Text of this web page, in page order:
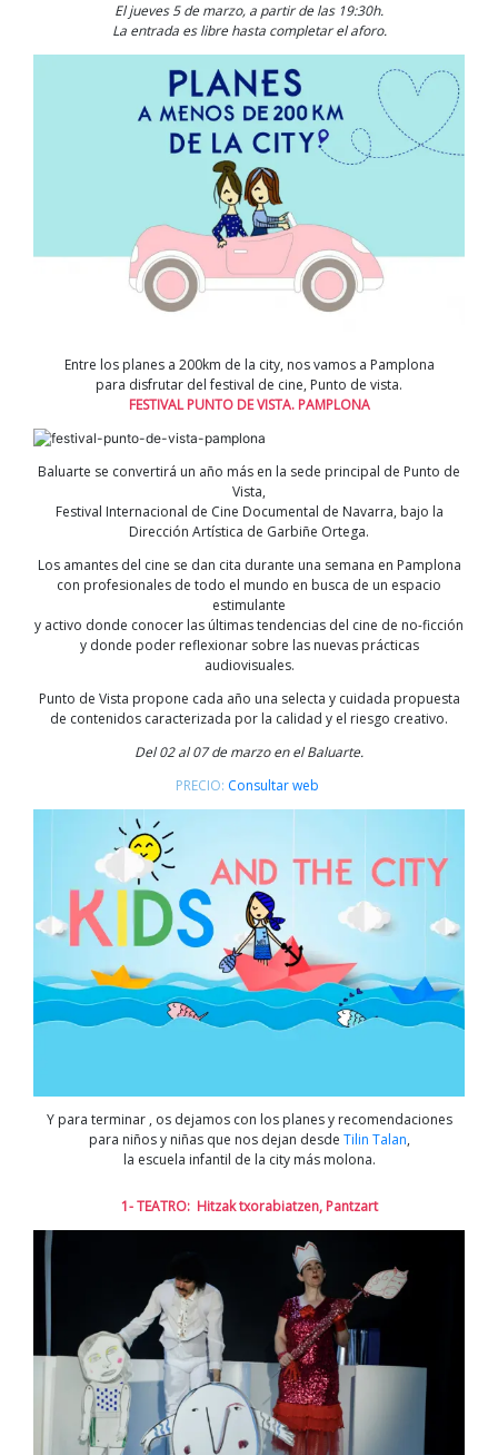
El jueves 5 de marzo, a partir de las 19:30h.
La entrada es libre hasta completar el aforo.
Entre los planes a 200km de la city, nos vamos a Pamplona
para disfrutar del festival de cine, Punto de vista.
FESTIVAL PUNTO DE VISTA. PAMPLONA
Baluarte se convertirá un año más en la sede principal de Punto de
Vista,
Festival Internacional de Cine Documental de Navarra, bajo la
Dirección Artística de Garbiñe Ortega.
Los amantes del cine se dan cita durante una semana en Pamplona
con profesionales de todo el mundo en busca de un espacio
estimulante
y activo donde conocer las últimas tendencias del cine de no-ficción
y donde poder reflexionar sobre las nuevas prácticas
audiovisuales.
Punto de Vista propone cada año una selecta y cuidada propuesta
de contenidos caracterizada por la calidad y el riesgo creativo.
Del 02 al 07 de marzo en el Baluarte.
PRECIO: Consultar web
Y para terminar , os dejamos con los planes y recomendaciones
para niños y niñas que nos dejan desde Tilin Talan,
la escuela infantil de la city más molona.
1- TEATRO: Hitzak txorabiatzen, Pantzart